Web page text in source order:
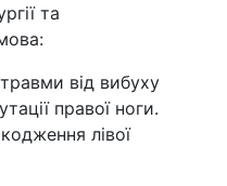
та
від вибуху
правої ноги.
лівої